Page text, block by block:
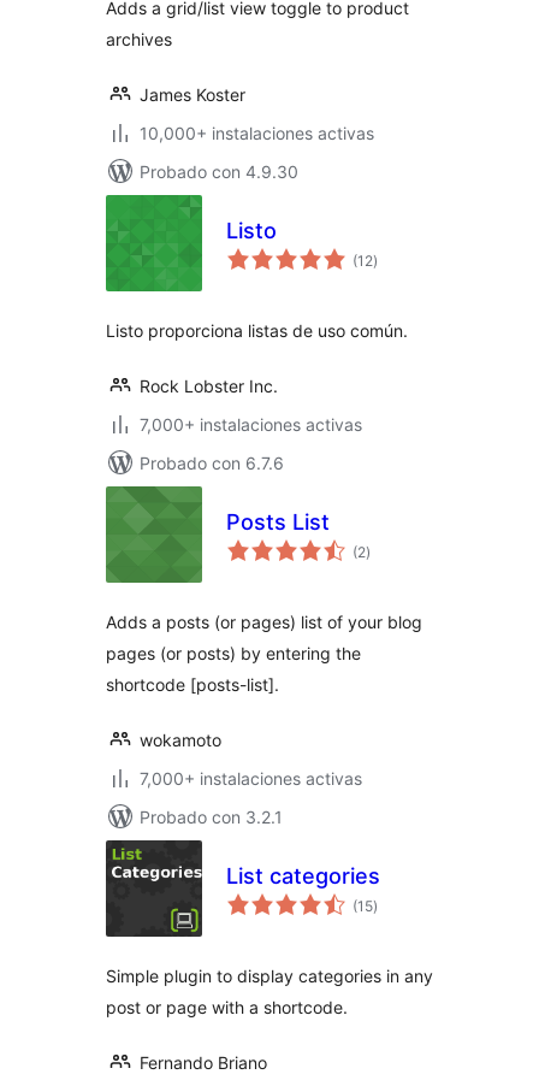
Adds a grid/list view toggle to product
archives
James Koster
10,000+ instalaciones activas
Probado con 4.9.30
Listo
(12evaluación
total
)
Listo proporciona listas de uso común.
Rock Lobster Inc.
7,000+ instalaciones activas
Probado con 6.7.6
Posts List
(2evaluación
total
)
Adds a posts (or pages) list of your blog
pages (or posts) by entering the
shortcode [posts-list].
wokamoto
7,000+ instalaciones activas
Probado con 3.2.1
List categories
(15evaluación
total
)
Simple plugin to display categories in any
post or page with a shortcode.
Fernando Briano